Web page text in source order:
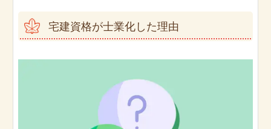
宅建資格が士業化した理由